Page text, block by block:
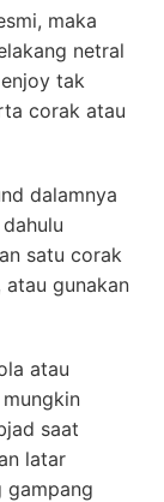
maka
netral
tak
corak atau
dalamnya
satu corak
atau gunakan
atau
saat
latar
gampang